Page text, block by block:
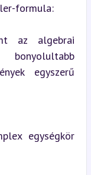
formula:
az algebrai
egyszerű
egységkör